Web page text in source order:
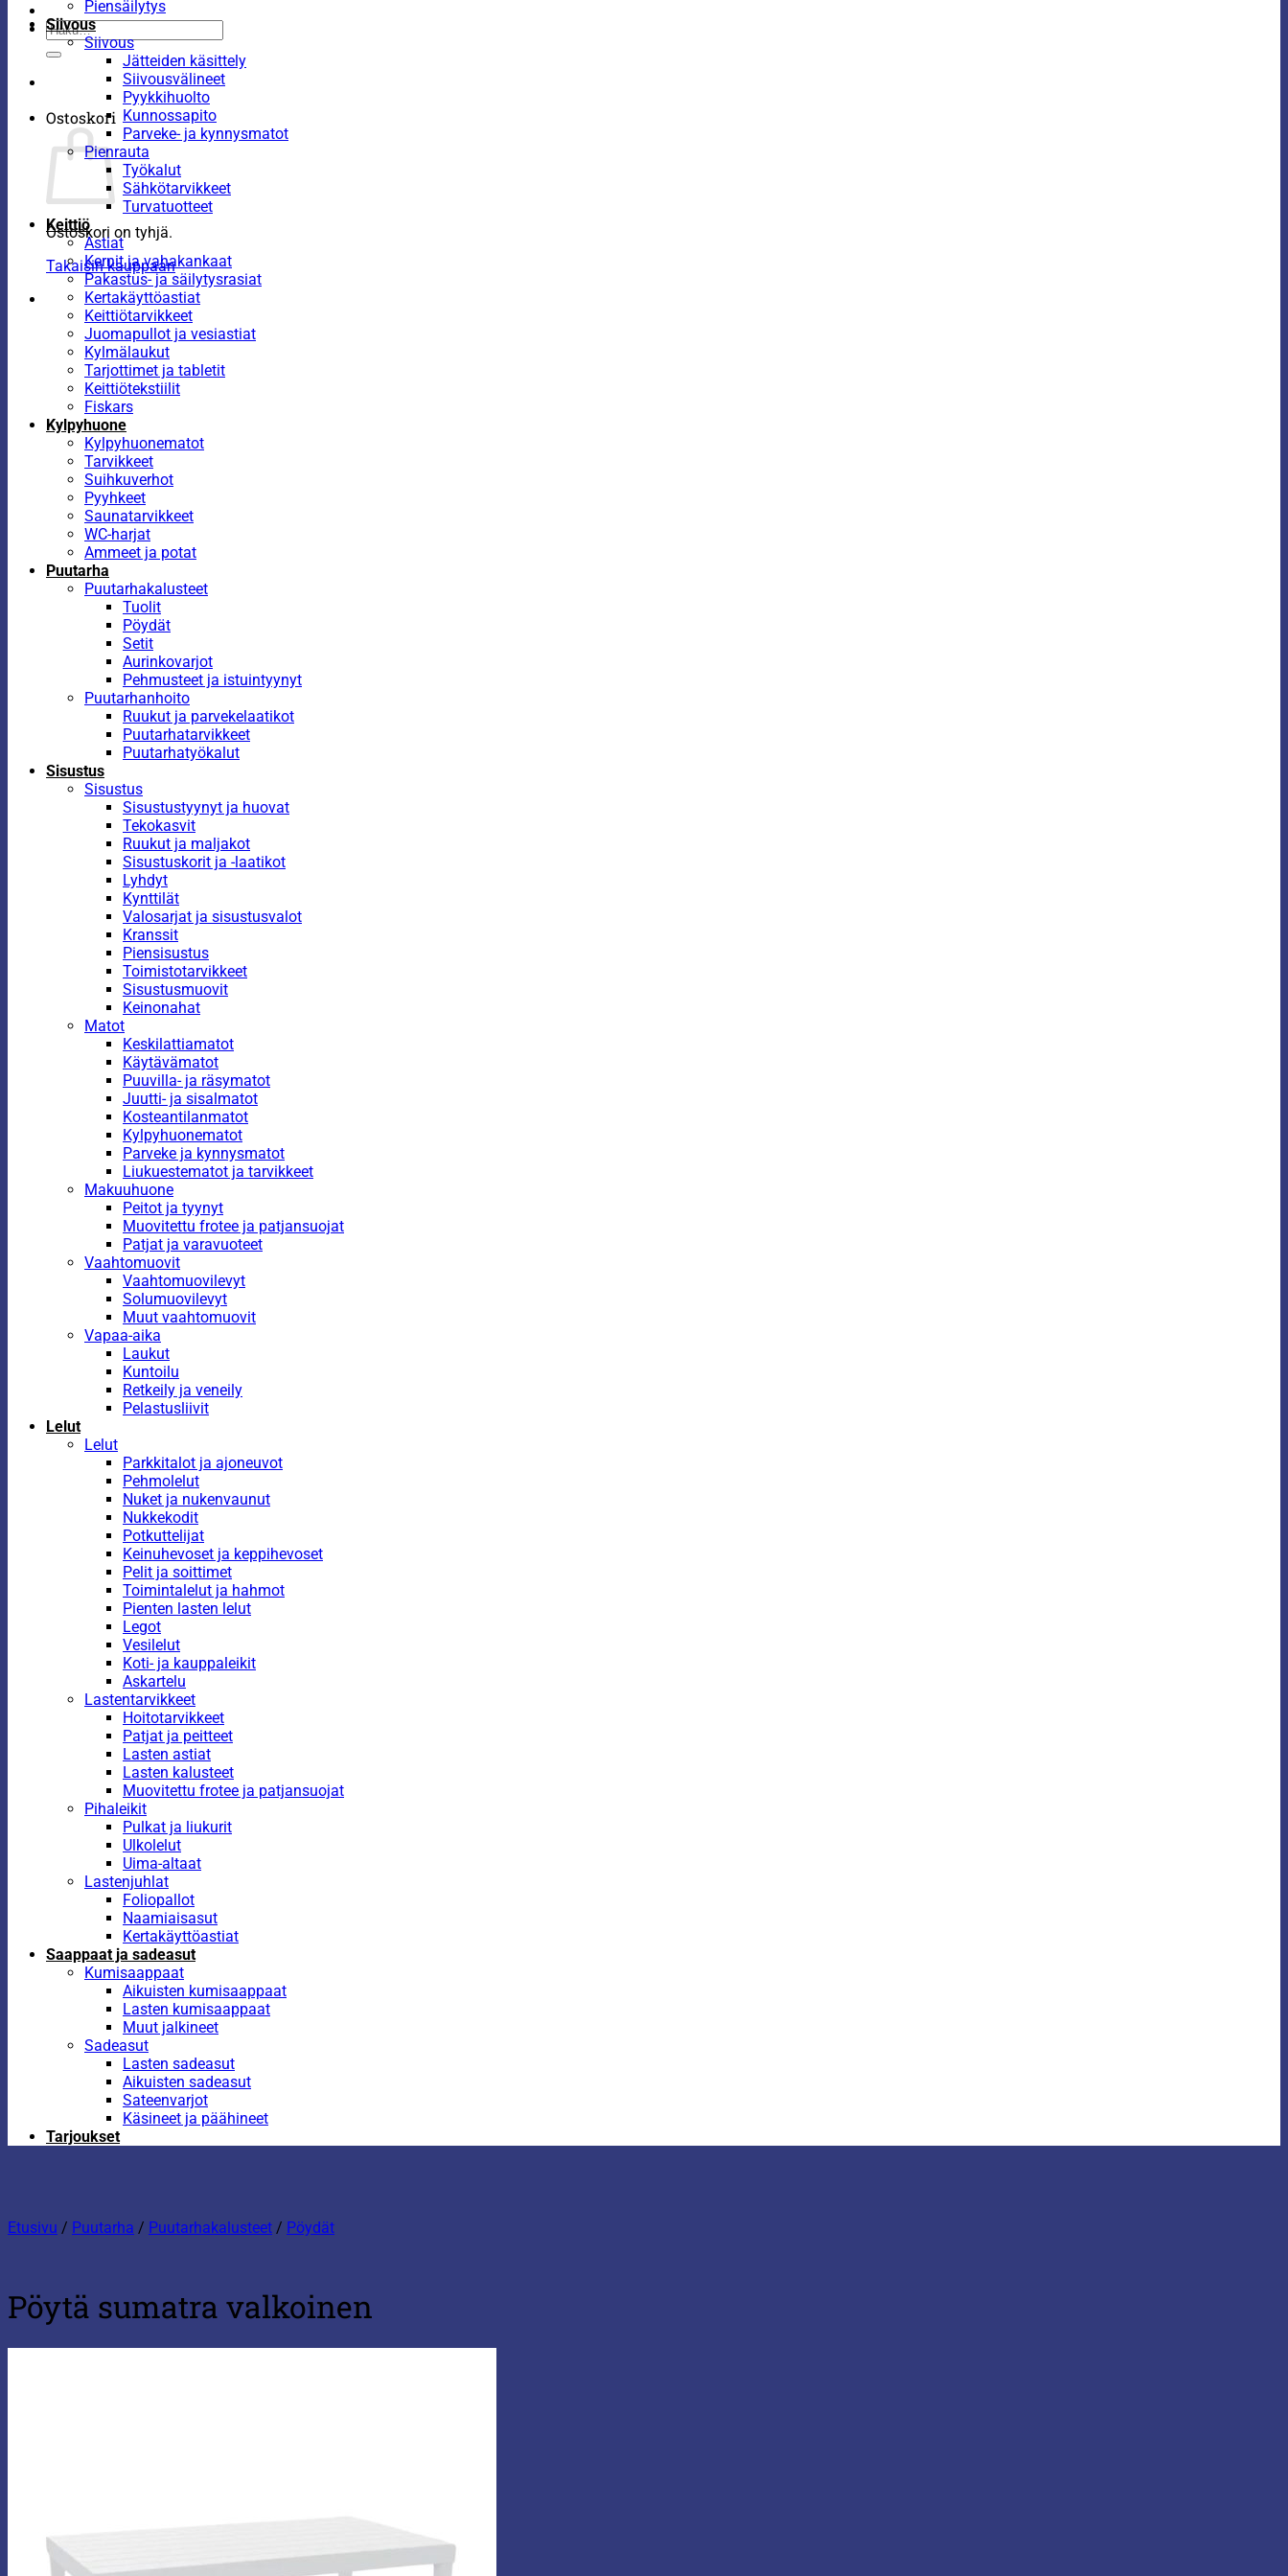
Etsi:
Ostoskori
Ostoskori on tyhjä.
Takaisin kauppaan
Piensäilytys
Siivous
Siivous
Jätteiden käsittely
Siivousvälineet
Pyykkihuolto
Kunnossapito
Parveke- ja kynnysmatot
Pienrauta
Työkalut
Sähkötarvikkeet
Turvatuotteet
Keittiö
Astiat
Kernit ja vahakankaat
Pakastus- ja säilytysrasiat
Kertakäyttöastiat
Keittiötarvikkeet
Juomapullot ja vesiastiat
Kylmälaukut
Tarjottimet ja tabletit
Keittiötekstiilit
Fiskars
Kylpyhuone
Kylpyhuonematot
Tarvikkeet
Suihkuverhot
Pyyhkeet
Saunatarvikkeet
WC-harjat
Ammeet ja potat
Puutarha
Puutarhakalusteet
Tuolit
Pöydät
Setit
Aurinkovarjot
Pehmusteet ja istuintyynyt
Puutarhanhoito
Ruukut ja parvekelaatikot
Puutarhatarvikkeet
Puutarhatyökalut
Sisustus
Sisustus
Sisustustyynyt ja huovat
Tekokasvit
Ruukut ja maljakot
Sisustuskorit ja -laatikot
Lyhdyt
Kynttilät
Valosarjat ja sisustusvalot
Kranssit
Piensisustus
Toimistotarvikkeet
Sisustusmuovit
Keinonahat
Matot
Keskilattiamatot
Käytävämatot
Puuvilla- ja räsymatot
Juutti- ja sisalmatot
Kosteantilanmatot
Kylpyhuonematot
Parveke ja kynnysmatot
Liukuestematot ja tarvikkeet
Makuuhuone
Peitot ja tyynyt
Muovitettu frotee ja patjansuojat
Patjat ja varavuoteet
Vaahtomuovit
Vaahtomuovilevyt
Solumuovilevyt
Muut vaahtomuovit
Vapaa-aika
Laukut
Kuntoilu
Retkeily ja veneily
Pelastusliivit
Lelut
Lelut
Parkkitalot ja ajoneuvot
Pehmolelut
Nuket ja nukenvaunut
Nukkekodit
Potkuttelijat
Keinuhevoset ja keppihevoset
Pelit ja soittimet
Toimintalelut ja hahmot
Pienten lasten lelut
Legot
Vesilelut
Koti- ja kauppaleikit
Askartelu
Lastentarvikkeet
Hoitotarvikkeet
Patjat ja peitteet
Lasten astiat
Lasten kalusteet
Muovitettu frotee ja patjansuojat
Pihaleikit
Pulkat ja liukurit
Ulkolelut
Uima-altaat
Lastenjuhlat
Foliopallot
Naamiaisasut
Kertakäyttöastiat
Saappaat ja sadeasut
Kumisaappaat
Aikuisten kumisaappaat
Lasten kumisaappaat
Muut jalkineet
Sadeasut
Lasten sadeasut
Aikuisten sadeasut
Sateenvarjot
Käsineet ja päähineet
Tarjoukset
Etusivu / Puutarha / Puutarhakalusteet / Pöydät
Pöytä sumatra valkoinen